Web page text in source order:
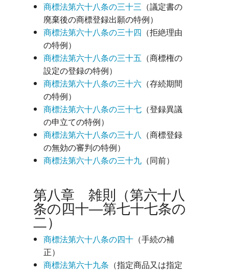
商標法第六十八条の三十三 （議定書の
廃棄後の商標登録出願の特例）
商標法第六十八条の三十四 （拒絶理由
の特例）
商標法第六十八条の三十五 （商標権の
設定の登録の特例）
商標法第六十八条の三十六 （存続期間
の特例）
商標法第六十八条の三十七 （登録異議
の申立ての特例）
商標法第六十八条の三十八 （商標登録
の無効の審判の特例）
商標法第六十八条の三十九 （同前）
第八章 雑則（第六十八
条の四十―第七十七条の
二）
商標法第六十八条の四十 （手続の補
正）
商標法第六十九条 （指定商品又は指定